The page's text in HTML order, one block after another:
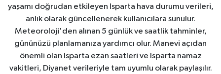
yaşamı doğrudan etkileyen Isparta hava durumu verileri,
anlık olarak güncellenerek kullanıcılara sunulur.
Meteoroloji'den alınan 5 günlük ve saatlik tahminler,
gününüzü planlamanıza yardımcı olur. Manevi açıdan
önemli olan Isparta ezan saatleri ve Isparta namaz
vakitleri, Diyanet verileriyle tam uyumlu olarak paylaşılır.